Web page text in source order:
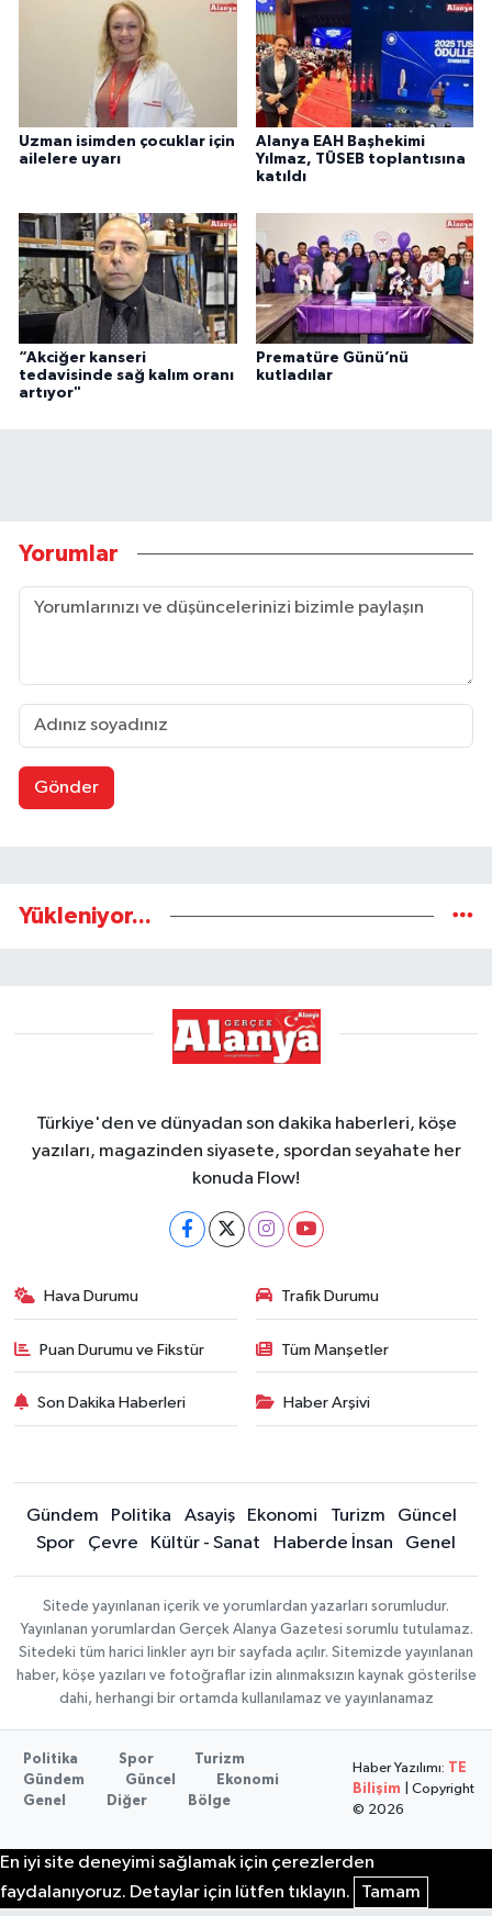
Uzman isimden çocuklar için
ailelere uyarı
Alanya EAH Başhekimi
Yılmaz, TÜSEB toplantısına
katıldı
“Akciğer kanseri
tedavisinde sağ kalım oranı
artıyor"
Prematüre Günü’nü
kutladılar
Yorumlar
Gönder
Yükleniyor...
Türkiye'den ve dünyadan son dakika haberleri, köşe
yazıları, magazinden siyasete, spordan seyahate her
konuda Flow!
Hava Durumu Trafik Durumu
Puan Durumu ve Fikstür Tüm Manşetler
Son Dakika Haberleri Haber Arşivi
Gündem Politika Asayiş Ekonomi Turizm
Güncel
Spor
Çevre Kültür - Sanat Haberde İnsan Genel
Sitede yayınlanan içerik ve yorumlardan yazarları sorumludur.
Yayınlanan yorumlardan Gerçek Alanya Gazetesi sorumlu tutulamaz.
Sitedeki tüm harici linkler ayrı bir sayfada açılır. Sitemizde yayınlanan
haber, köşe yazıları ve fotoğraflar izin alınmaksızın kaynak gösterilse
dahi, herhangi bir ortamda kullanılamaz ve yayınlanamaz
Politika Spor
Turizm
Gündem
Güncel
Ekonomi
Genel
Diğer Bölge
Haber Yazılımı:
TE
Bilişim | Copyright
© 2026
En iyi site deneyimi sağlamak için çerezlerden
faydalanıyoruz. Detaylar için lütfen tıklayın.
Tamam